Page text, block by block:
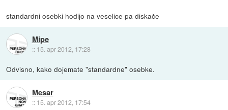
standardni osebki hodijo na veselice pa diskače
Mipe
:: 15. apr 2012, 17:28
Odvisno, kako dojemate "standardne" osebke.
Mesar
:: 15. apr 2012, 17:54